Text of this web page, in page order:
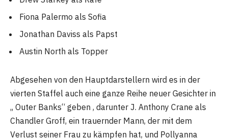
Fiona Palermo als Sofia
Jonathan Daviss als Papst
Austin North als Topper
Abgesehen von den Hauptdarstellern wird es in der
vierten Staffel auch eine ganze Reihe neuer Gesichter in
„ Outer Banks“ geben , darunter J. Anthony Crane als
Chandler Groff, ein trauernder Mann, der mit dem
Verlust seiner Frau zu kämpfen hat, und Pollyanna